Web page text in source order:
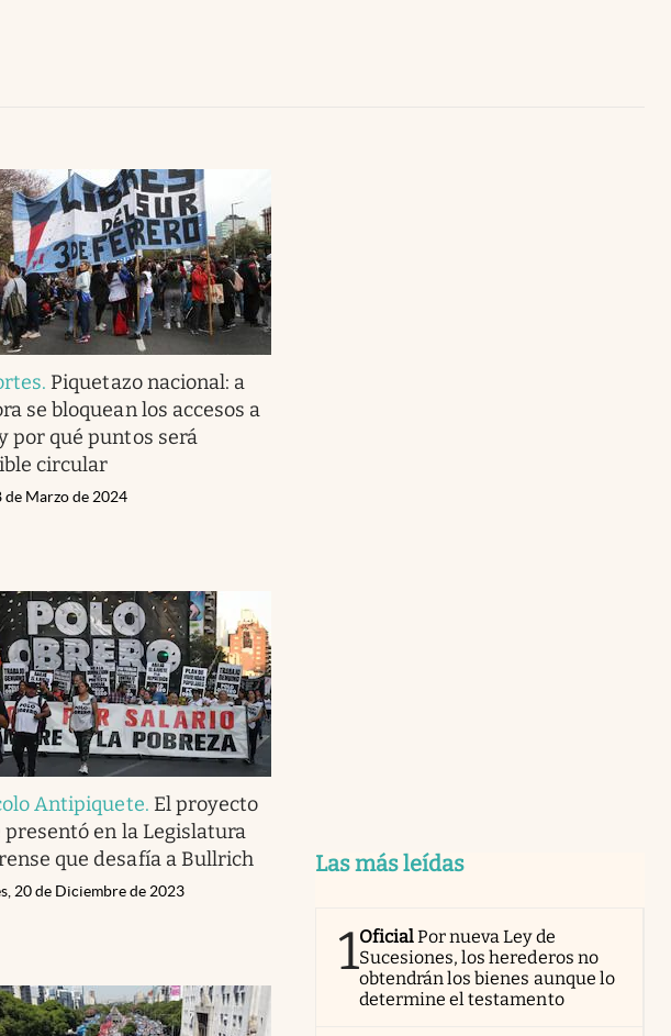
. Piquetazo nacional: a
se bloquean los accesos a
por qué puntos será
circular
de Marzo de 2024
Antipiquete. El proyecto
presentó en la Legislatura
que desafía a Bullrich
20 de Diciembre de 2023
Las más leídas
1OficialPor nueva Ley de
Sucesiones, los herederos no
obtendrán los bienes aunque lo
determine el testamento